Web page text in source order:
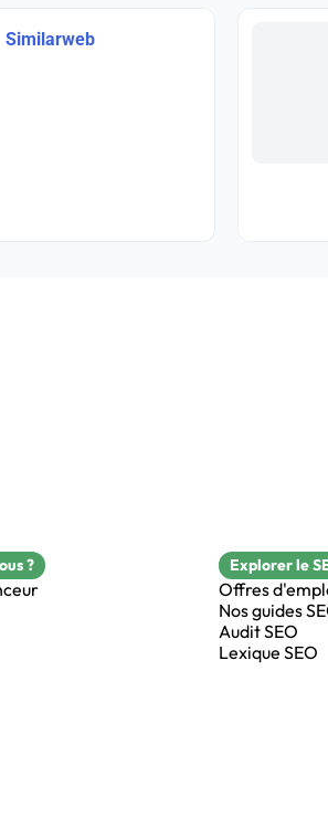
Similarweb
? Explorer le
Offres
Nos guides
Audit SEO
Lexique SEO